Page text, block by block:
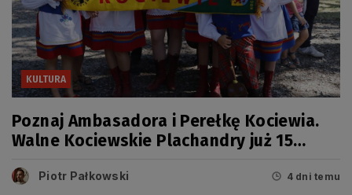
KULTURA
Poznaj Ambasadora i Perełkę Kociewia.
Walne Kociewskie Plachandry już 15
Piotr Pałkowski 4 dni temu